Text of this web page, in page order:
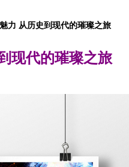
力 从历史到现代的璀璨之旅
现代的璀璨之旅